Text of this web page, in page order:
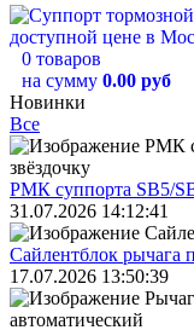
0 товаров
на сумму 0.00 руб
Новинки
Все
РМК суппорта SB5/
31.07.2026 14:12:41
Сайлентблок рычага
17.07.2026 13:50:39